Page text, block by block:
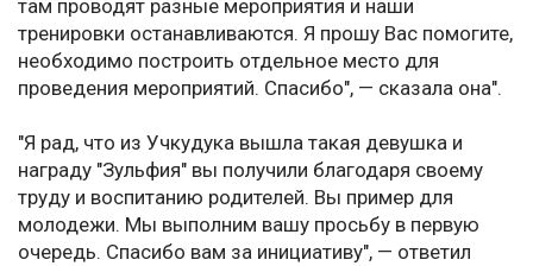
там проводят разные мероприятия и наши
тренировки останавливаются. Я прошу Вас помогите,
необходимо построить отдельное место для
проведения мероприятий. Спасибо", — сказала она".
"Я рад, что из Учкудука вышла такая девушка и
награду "Зульфия" вы получили благодаря своему
труду и воспитанию родителей. Вы пример для
молодежи. Мы выполним вашу просьбу в первую
очередь. Спасибо вам за инициативу", — ответил